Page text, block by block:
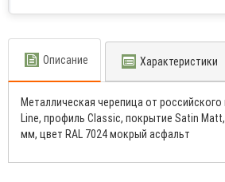
Описание Характеристики
Металлическая черепица от российского
Line, профиль Classic, покрытие Satin
мм, цвет RAL 7024 мокрый асфальт